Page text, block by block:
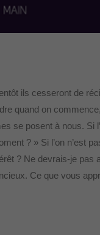
ils cesseront de
quand on
se posent à nous. Si
? » Si l’on n’est
? Ne devrais-je pas
Ce que vous